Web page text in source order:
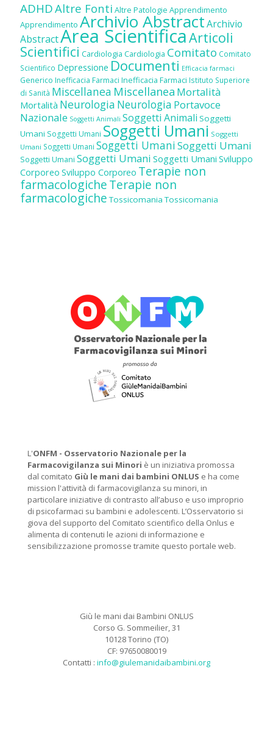
ADHDAltre Fonti Altre Patologie Apprendimento
Apprendimento Archivio AbstractArchivio
AbstractArea ScientificaArticoli
Scientifici Cardiologia Cardiologia Comitato Comitato
Scientifico Depressione Documenti Efficacia farmaci
Generico Inefficacia Farmaci Inefficacia Farmaci Istituto Superiore
di Sanità Miscellanea Miscellanea Mortalità
Mortalità Neurologia Neurologia Portavoce
Nazionale Soggetti Animali Soggetti Animali Soggetti
Umani Soggetti Umani Soggetti Umani Soggetti
Umani Soggetti Umani Soggetti UmaniSoggetti Umani
Soggetti Umani Soggetti Umani Soggetti Umani Sviluppo
Corporeo Sviluppo Corporeo Terapie non
farmacologicheTerapie non
farmacologiche Tossicomania Tossicomania
L'ONFM - Osservatorio Nazionale per la
Farmacovigilanza sui Minori è un iniziativa promossa
dal comitato Giù le mani dai bambini ONLUS e ha come
mission l'attività di farmacovigilanza su minori, in
particolare iniziative di contrasto all’abuso e uso improprio
di psicofarmaci su bambini e adolescenti. L’Osservatorio si
giova del supporto del Comitato scientifico della Onlus e
alimenta di contenuti le azioni di informazione e
sensibilizzazione promosse tramite questo portale web.
Giù le mani dai Bambini ONLUS
Corso G. Sommeilier, 31
10128 Torino (TO)
CF: 97650080019
Contatti : info@giulemanidaibambini.org